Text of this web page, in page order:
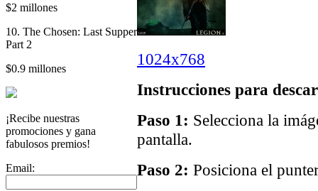
$2 millones
10. The Chosen: Last Supper
Part 2
$0.9 millones
¡Recibe nuestras
promociones y gana
fabulosos premios!
Email:
1024x768
Instrucciones para
Paso 1: Selecciona la
pantalla.
Paso 2: Posiciona el